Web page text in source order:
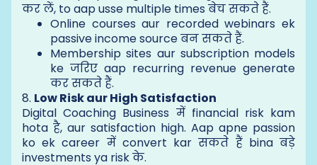
कर लें, to aap usse multiple times बेच सकते हैं.
Online courses aur recorded webinars ek
passive income source बन सकते हैं.
Membership sites aur subscription models
ke जरिए aap recurring revenue generate
कर सकते हैं.
8. Low Risk aur High Satisfaction
Digital Coaching Business में financial risk kam
hota है, aur satisfaction high. Aap apne passion
ko ek career में convert kar सकते हैं bina बड़े
investments ya risk के.